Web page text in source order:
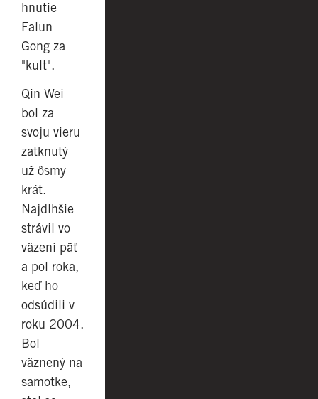
hnutie
Falun
Gong za
"kult".
Qin Wei
bol za
svoju vieru
zatknutý
už ôsmy
krát.
Najdlhšie
strávil vo
väzení päť
a pol roka,
keď ho
odsúdili v
roku 2004.
Bol
väznený na
samotke,